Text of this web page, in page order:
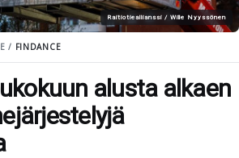
Raitiotieallianssi / Wille Nyyssönen
/ FINDANCE
alusta alkaen